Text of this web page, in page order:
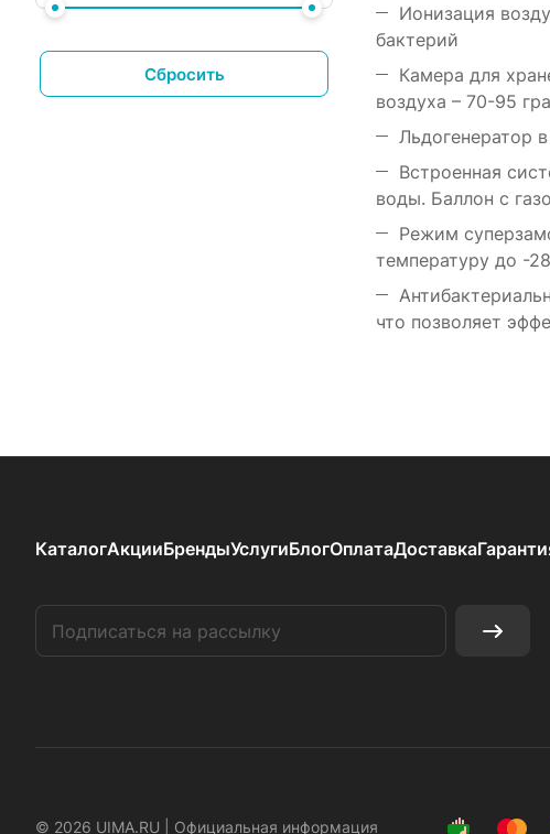
Ионизация
бактерий
Камера для
воздуха – 70-95
Льдогенератор
Встроенная
воды. Баллон с
Режим
температуру до -
что позволяет
Сбросить
КаталогАкцииБрендыУслугиБлогОплатаДоставка
© 2026 UIMA.RU | Официальная информация